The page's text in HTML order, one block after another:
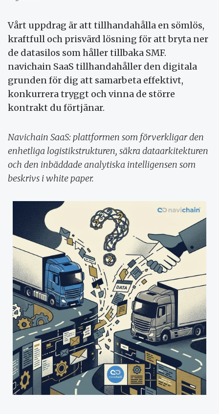
Vårt uppdrag är att tillhandahålla en sömlös,
kraftfull och prisvärd lösning för att bryta ner
de datasilos som håller tillbaka SMF.
navichain SaaS tillhandahåller den digitala
grunden för dig att samarbeta effektivt,
konkurrera tryggt och vinna de större
kontrakt du förtjänar.
Navichain SaaS: plattformen som förverkligar den
enhetliga logistikstrukturen, säkra dataarkitekturen
och den inbäddade analytiska intelligensen som
beskrivs i white paper.